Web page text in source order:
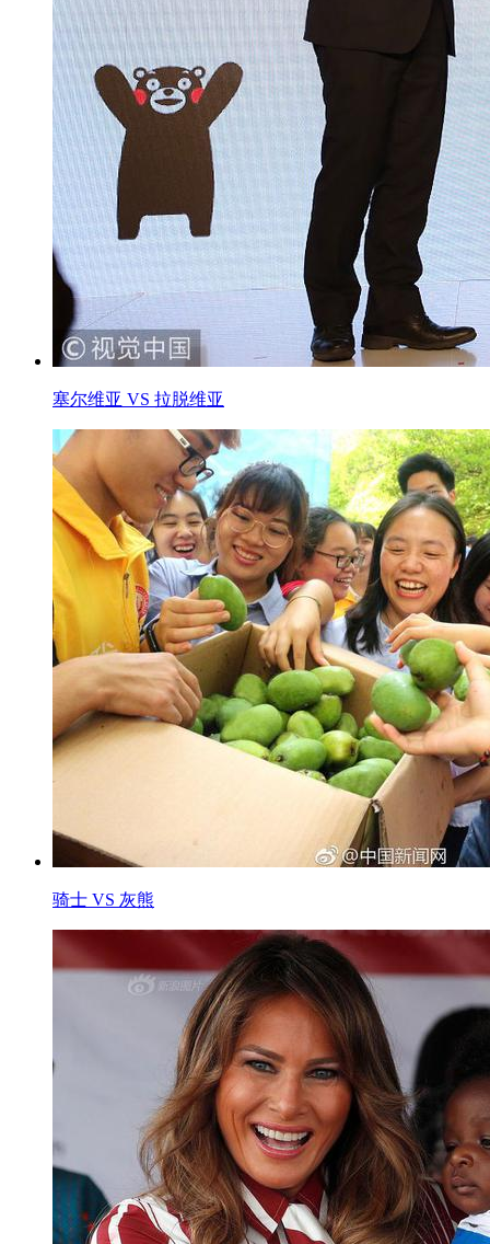
塞尔维亚 VS 拉脱维亚
骑士 VS 灰熊